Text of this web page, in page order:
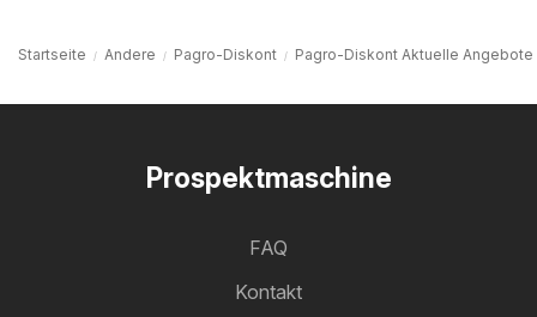
Startseite Andere Pagro-Diskont Pagro-Diskont Aktuelle Angebote
Prospektmaschine
FAQ
Kontakt